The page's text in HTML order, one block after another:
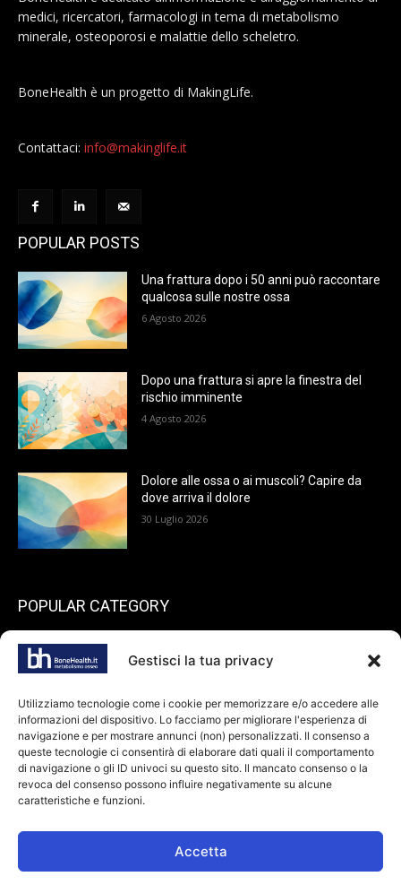
Gestisci la tua privacy
Utilizziamo tecnologie come i cookie per memorizzare e/o accedere alle
informazioni del dispositivo. Lo facciamo per migliorare l'esperienza di
navigazione e per mostrare annunci (non) personalizzati. Il consenso a
queste tecnologie ci consentirà di elaborare dati quali il comportamento
di navigazione o gli ID univoci su questo sito. Il mancato consenso o la
revoca del consenso possono influire negativamente su alcune
caratteristiche e funzioni.
Accetta
medici, ricercatori, farmacologi in tema di metabolismo
minerale, osteoporosi e malattie dello scheletro.
BoneHealth è un progetto di MakingLife.
Contattaci: info@makinglife.it
POPULAR POSTS
Una frattura dopo i 50 anni può raccontare
qualcosa sulle nostre ossa
6 Agosto 2026
Dopo una frattura si apre la finestra del
rischio imminente
4 Agosto 2026
Dolore alle ossa o ai muscoli? Capire da
dove arriva il dolore
30 Luglio 2026
POPULAR CATEGORY
endocrinologia
Spazio pazienti
73
reumatologia
45
ortopedia
40
odontoiatria
36
Farmaci
34
dietologia
oncologia
24